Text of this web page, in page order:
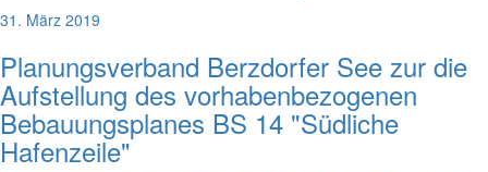
31. März 2019
Planungsverband Berzdorfer See zur die
Aufstellung des vorhabenbezogenen
Bebauungsplanes BS 14 "Südliche
Hafenzeile"